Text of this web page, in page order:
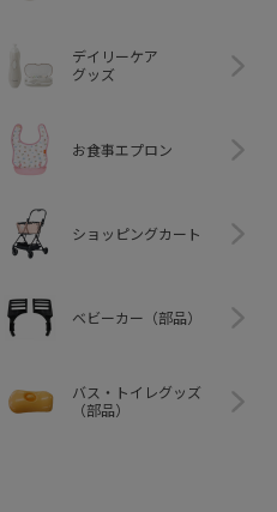
デイリーケア
グッズ
お食事エプロン
ショッピングカート
ベビーカー（部品）
バス・トイレグッズ
（部品）